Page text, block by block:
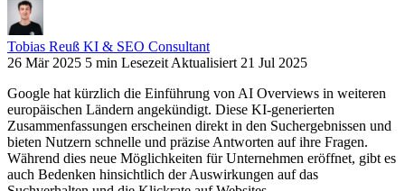
Tobias Reuß KI & SEO Consultant
26 Mär 2025 5 min Lesezeit Aktualisiert 21 Jul 2025
Google hat kürzlich die Einführung von AI Overviews in weiteren
europäischen Ländern angekündigt. Diese KI-generierten
Zusammenfassungen erscheinen direkt in den Suchergebnissen und
bieten Nutzern schnelle und präzise Antworten auf ihre Fragen.
Während dies neue Möglichkeiten für Unternehmen eröffnet, gibt es
auch Bedenken hinsichtlich der Auswirkungen auf das